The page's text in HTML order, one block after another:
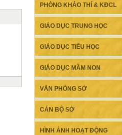
PHÒNG KHẢO THÍ & KĐCL
GIÁO DỤC TRUNG HỌC
GIÁO DỤC TIỂU HỌC
GIÁO DỤC MẦM NON
VĂN PHÒNG SỞ
CÁN BỘ SỞ
HÌNH ẢNH HOẠT ĐỘNG